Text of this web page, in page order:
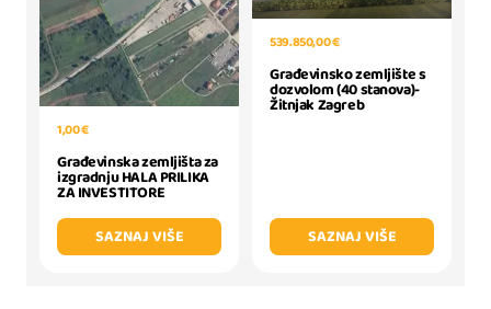
1,00 €
Građevinska zemljišta za
izgradnju HALA PRILIKA
ZA INVESTITORE
SAZNAJ VIŠE
539.850,00 €
Građevinsko zemljište s
dozvolom (40 stanova)-
Žitnjak Zagreb
SAZNAJ VIŠE